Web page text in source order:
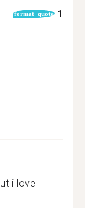
format_quote 1
i love